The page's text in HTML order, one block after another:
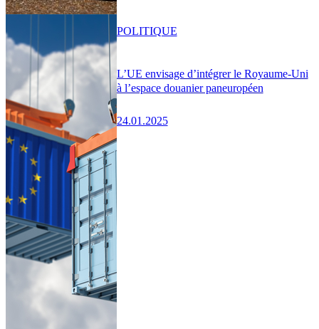
L’UE envisage d’intégrer le Royaume-Uni
à l’espace douanier paneuropéen
24.01.2025
POLITIQUE